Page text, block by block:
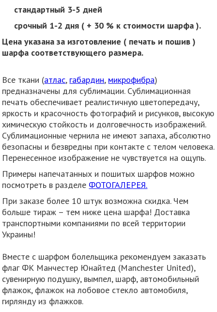
стандартный 3-5 дней
срочный 1-2 дня ( + 30 % к стоимости шарфа ).
Цена указана за изготовление ( печать и пошив )
шарфа соответствующего размера.
Все ткани (атлас, габардин, микрофибра)
предназначены для сублимации. Сублимационная
печать обеспечивает реалистичную цветопередачу,
яркость и красочность фотографий и рисунков, высокую
химическую стойкость и долговечность изображений.
Сублимационные чернила не имеют запаха, абсолютно
безопасны и безвредны при контакте с телом человека.
Перенесенное изображение не чувствуется на ощупь.
Примеры напечатанных и пошитых шарфов можно
посмотреть в разделе ФОТОГАЛЕРЕЯ.
При заказе более 10 штук возможна скидка. Чем
больше тираж – тем ниже цена шарфа! Доставка
транспортными компаниями по всей территории
Украины!
Вместе с шарфом болельщика рекомендуем заказать
флаг ФК Манчестер Юнайтед (Manchester United),
сувенирную подушку, вымпел, шарф, автомобильный
флажок, флажок на лобовое стекло автомобиля,
гирлянду из флажков.